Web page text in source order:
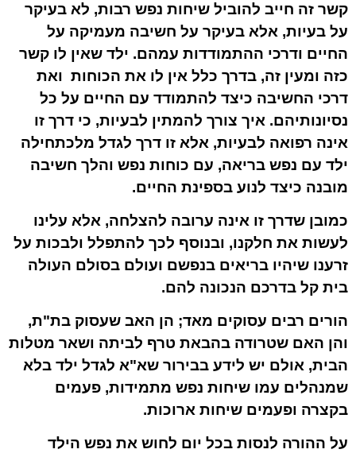
קשר זה חייב להוביל שיחות נפש רבות, לא בעיקר
על בעיות, אלא בעיקר על חשיבה מעמיקה על
החיים ודרכי ההתמודדות עמהם. ילד שאין לו קשר
כזה ומעין זה, בדרך כלל אין לו את הכוחות ואת
דרכי החשיבה כיצד להתמודד עם החיים על כל
נסיונותיהם. איך צורך להמתין לבעיות, כי דרך זו
אינה רפואה לבעיות, אלא זו דרך לגדל מלכתחילה
ילד עם נפש בריאה, עם כוחות נפש והלך חשיבה
מובנה כיצד לנוע בספינת החיים.
כמובן שדרך זו אינה ערובה להצלחה, אלא עלינו
לעשות את חלקנו, ובנוסף לכך להתפלל ולבכות על
זרענו שיהיו בריאים בנפשם ועולם בסולם העולה
בית קל בדרכם הנכונה להם.
הורים רבים עסוקים מאד; הן האב שעסוק בת"ת,
והן האם שטרודה בהבאת טרף לביתה ושאר מטלות
הבית, אולם יש לידע בבירור שא"א לגדל ילד בלא
שמנהלים עמו שיחות נפש מתמידות, פעמים
בקצרה ופעמים שיחות ארוכות.
על ההורה לנסות בכל יום לחוש את נפש הילד